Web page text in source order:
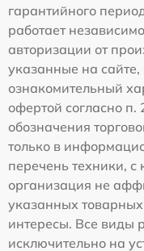
гарантийного
работает
авторизации от
указанные на сайте,
ознакомительный
офертой согласно
обозначения
только в
перечень техники,
организация не
указанных
интересы. Все виды
исключительно на